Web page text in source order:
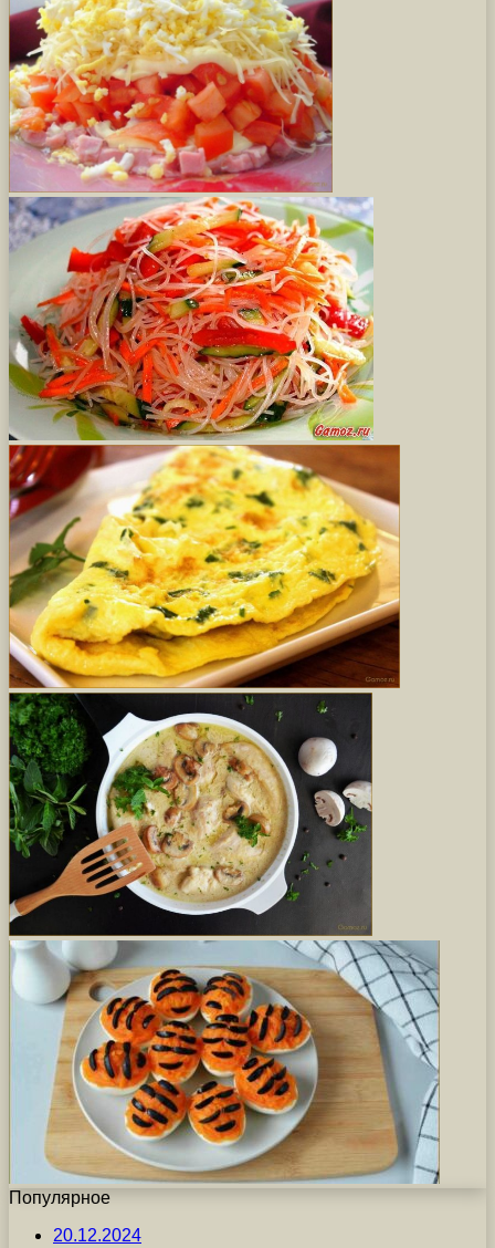
Популярное
20.12.2024